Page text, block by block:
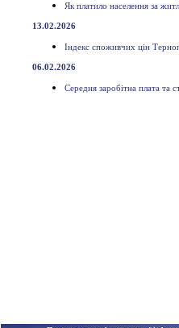
Як платило населення за
13.02.2026
Індекс споживчих цін
06.02.2026
Середня заробітна плата та